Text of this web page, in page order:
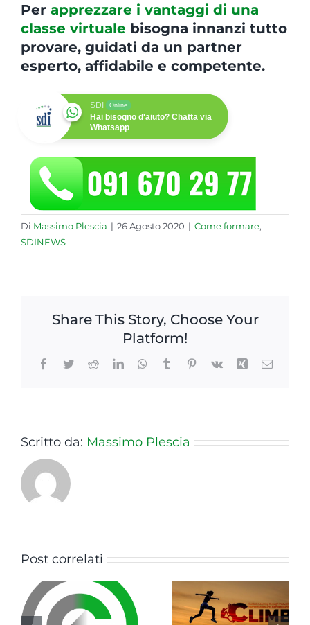
Per apprezzare i vantaggi di una
classe virtuale bisogna innanzi tutto
provare, guidati da un partner
esperto, affidabile e competente.
SDI Online
Hai bisogno d'aiuto? Chatta via
Whatsapp
Di Massimo Plescia | 26 Agosto 2020 | Come formare,
SDINEWS
Share This Story, Choose Your
Platform!
Facebook
TwitterRedditLinkedInWhatsApp
TumblrPinterest
Vk Xing Email
Scritto da: Massimo Plescia
Post correlatiParte la
di C.L.I.M.B.
Custom
Blended; il
mix segreto